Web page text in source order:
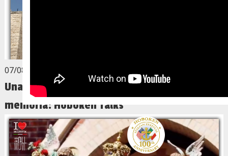
07/08/2026
Una storia che profuma di Puglia, di fede e di
memoria: Hoboken Talks